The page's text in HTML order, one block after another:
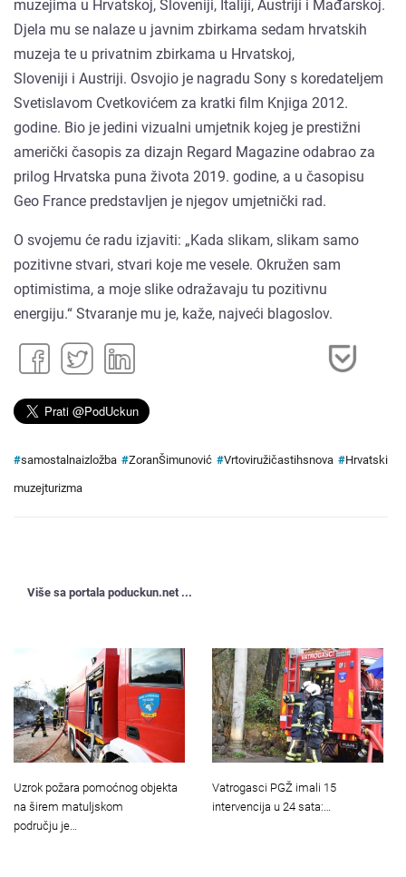
muzejima u Hrvatskoj, Sloveniji, Italiji, Austriji i Mađarskoj.
Djela mu se nalaze u javnim zbirkama sedam hrvatskih
muzeja te u privatnim zbirkama u Hrvatskoj,
Sloveniji i Austriji. Osvojio je nagradu Sony s koredateljem
Svetislavom Cvetkovićem za kratki film Knjiga 2012.
godine. Bio je jedini vizualni umjetnik kojeg je prestižni
američki časopis za dizajn Regard Magazine odabrao za
prilog Hrvatska puna života 2019. godine, a u časopisu
Geo France predstavljen je njegov umjetnički rad.
O svojemu će radu izjaviti: „Kada slikam, slikam samo
pozitivne stvari, stvari koje me vesele. Okružen sam
optimistima, a moje slike odražavaju tu pozitivnu
energiju.“ Stvaranje mu je, kaže, najveći blagoslov.
#samostalnaizložba #ZoranŠimunović #Vrtoviružičastihsnova #Hrvatski
muzejturizma
Više sa portala poduckun.net ...
Uzrok požara pomoćnog objekta
na širem matuljskom
području je…
Vatrogasci PGŽ imali 15
intervencija u 24 sata:…